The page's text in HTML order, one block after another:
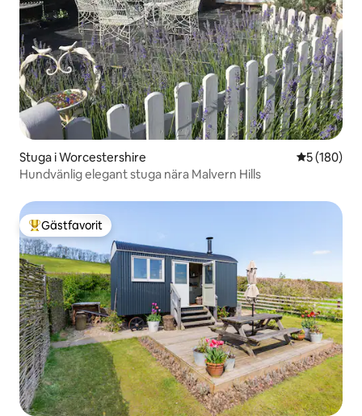
Stuga i Worcestershire 5 av 5 i
5 (180)
Hundvänlig elegant stuga nära Malvern Hills
Populär gästfavorit
Gästfavorit